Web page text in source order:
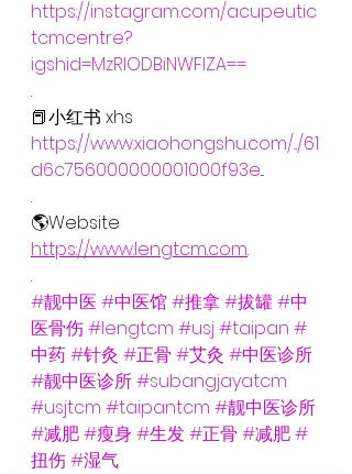
https://instagram.com/acupeutic
tcmcentre?
igshid=MzRlODBiNWFlZA==
.
📕小红书 xhs
https://www.xiaohongshu.com/.../61
d6c756000000001000f93e...
.
🌎Website
https://www.lengtcm.com.
.
#靓中医 #中医馆#推拿#拔罐#中
医骨伤#lengtcm #usj#taipan #
中药#针灸 #正骨 #艾灸 #中医诊所
#靓中医诊所#subangjayatcm
#usjtcm #taipantcm #靓中医诊所
#减肥#瘦身#生发#正骨 #减肥#
扭伤#湿气